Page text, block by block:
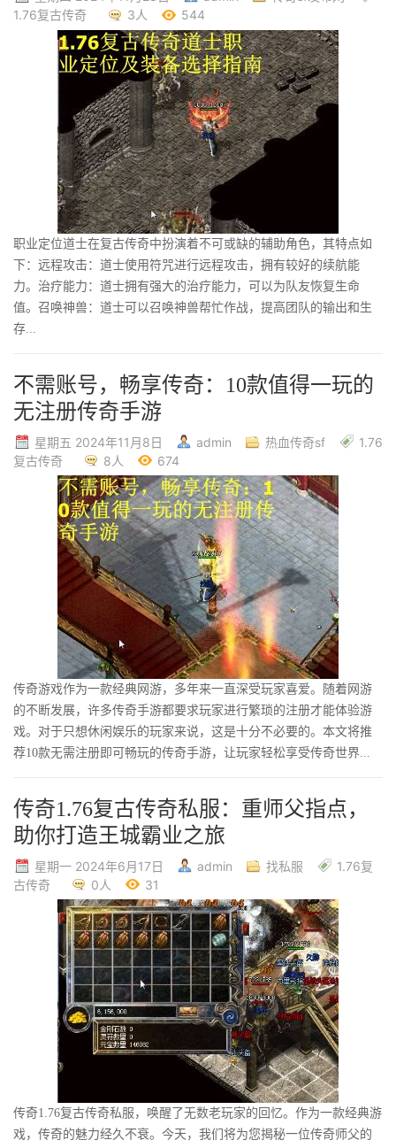
1.76复古传奇
3人 544
职业定位道士在复古传奇中扮演着不可或缺的辅助角色，其特点如
下：远程攻击：道士使用符咒进行远程攻击，拥有较好的续航能
力。治疗能力：道士拥有强大的治疗能力，可以为队友恢复生命
值。召唤神兽：道士可以召唤神兽帮忙作战，提高团队的输出和生
存...
不需账号，畅享传奇：10款值得一玩的
无注册传奇手游
星期五 2024年11月8日 admin 热血传奇sf
1.76
复古传奇
8人 674
传奇游戏作为一款经典网游，多年来一直深受玩家喜爱。随着网游
的不断发展，许多传奇手游都要求玩家进行繁琐的注册才能体验游
戏。对于只想休闲娱乐的玩家来说，这是十分不必要的。本文将推
荐10款无需注册即可畅玩的传奇手游，让玩家轻松享受传奇世界...
传奇1.76复古传奇私服：重师父指点，
助你打造王城霸业之旅
星期一 2024年6月17日 admin 找私服
1.76复
古传奇
0人 31
传奇1.76复古传奇私服，唤醒了无数老玩家的回忆。作为一款经典游
戏，传奇的魅力经久不衰。今天，我们将为您揭秘一位传奇师父的